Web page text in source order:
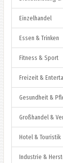
Einzelhandel
Essen & Trinken
Fitness & Sport
Freizeit &
Gesundheit &
Großhandel &
Hotel & Touristik
Industrie &